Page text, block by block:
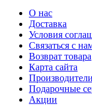
О нас
Доставка
Условия
Связаться с
Возврат товара
Карта сайта
Производители
Подарочные
Акции